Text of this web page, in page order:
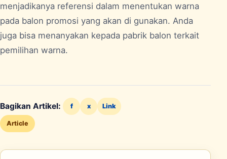
menjadikanya referensi dalam menentukan warna
pada balon promosi yang akan di gunakan. Anda
juga bisa menanyakan kepada pabrik balon terkait
pemilihan warna.
Bagikan Artikel: f x Link
Article